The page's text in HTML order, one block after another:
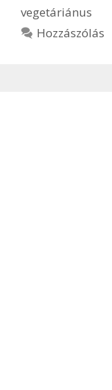
vegetáriánus
Hozzászólás